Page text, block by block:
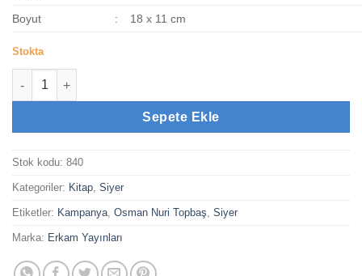
Boyut : 18 x 11 cm
Stokta
Rahmet Peygamberi ve Biz adet
Sepete Ekle
Stok kodu: 840
Kategoriler: Kitap, Siyer
Etiketler: Kampanya, Osman Nuri Topbaş, Siyer
Marka: Erkam Yayınları